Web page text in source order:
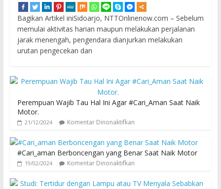
Bagikan Artikel iniSidoarjo, NTTOnlinenow.com – Sebelum
memulai aktivitas harian maupun melakukan perjalanan
jarak menengah, pengendara dianjurkan melakukan
urutan pengecekan dan
Perempuan Wajib Tau Hal Ini Agar #Cari_Aman Saat Naik
Motor.
21/12/2024 Komentar Dinonaktifkan
#Cari_aman Berboncengan yang Benar Saat Naik Motor
19/02/2024 Komentar Dinonaktifkan